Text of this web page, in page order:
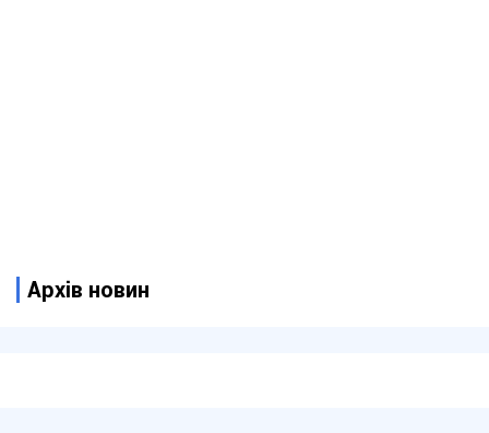
Архів новин